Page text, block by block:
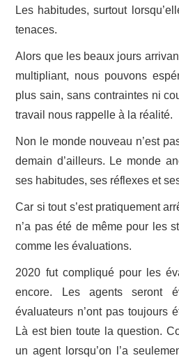
Les habitudes, surtout
tenaces.
Alors que les beaux jours
multipliant, nous pouvons
plus sain, sans contraintes ni
travail nous rappelle à la réalité.
Non le monde nouveau n’est
demain d’ailleurs. Le monde
ses habitudes, ses réflexes et
Car si tout s’est pratiquement
n’a pas été de même pour les
comme les évaluations.
2020 fut compliqué pour les
encore. Les agents seront
évaluateurs n’ont pas toujours
Là est bien toute la question.
un agent lorsqu’on l’a